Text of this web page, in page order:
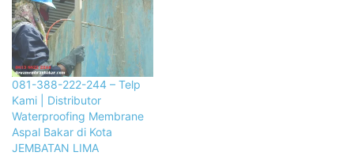
081-388-222-244 – Telp
Kami | Distributor
Waterproofing Membrane
Aspal Bakar di Kota
JEMBATAN LIMA